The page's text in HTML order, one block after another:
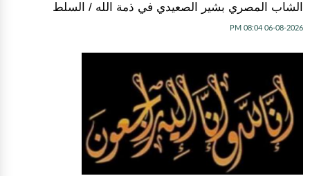
الشاب المصري بشير الصعيدي في ذمة الله / السلط
06-08-2026 08:04 PM